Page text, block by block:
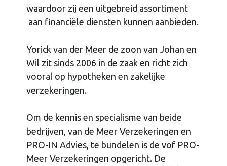
waardoor zij een uitgebreid assortiment
aan financiële diensten kunnen aanbieden.
Yorick van der Meer de zoon van Johan en
Wil zit sinds 2006 in de zaak en richt zich
vooral op hypotheken en zakelijke
verzekeringen.
Om de kennis en specialisme van beide
bedrijven, van de Meer Verzekeringen en
PRO-IN Advies, te bundelen is de vof PRO-
Meer Verzekeringen opgericht. De